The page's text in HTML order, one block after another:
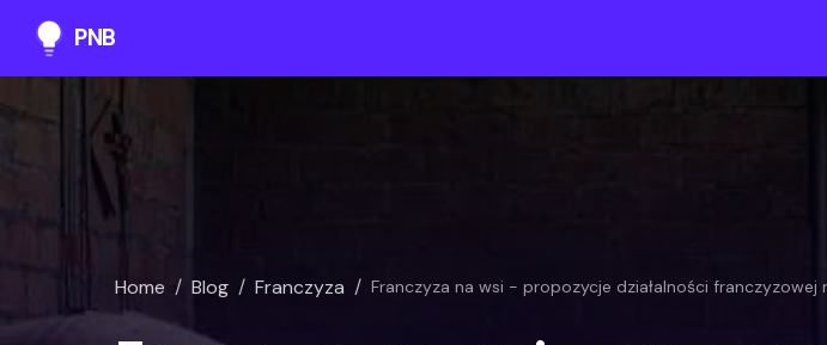
PNB
Home / Blog / Franczyza / Franczyza na wsi - propozycje działalności franczyzowej